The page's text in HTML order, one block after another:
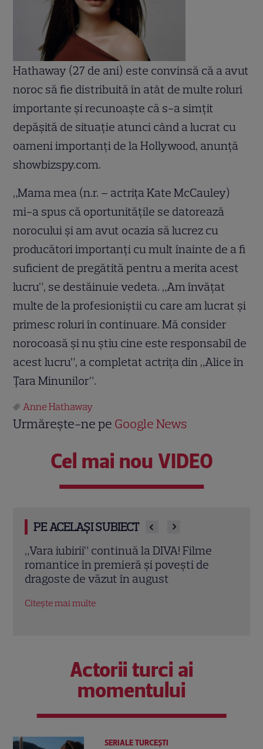
Hathaway (27 de ani) este convinsă că a avut
noroc să fie distribuită în atât de multe roluri
importante şi recunoaşte că s-a simţit
depăşită de situaţie atunci când a lucrat cu
oameni importanţi de la Hollywood, anunţă
showbizspy.com.
„Mama mea (n.r. – actriţa Kate McCauley)
mi-a spus că oportunităţile se datorează
norocului şi am avut ocazia să lucrez cu
producători importanţi cu mult înainte de a fi
suficient de pregătită pentru a merita acest
lucru”, se destăinuie vedeta. „Am învăţat
multe de la profesioniştii cu care am lucrat şi
primesc roluri în continuare. Mă consider
norocoasă şi nu ştiu cine este responsabil de
acest lucru”, a completat actriţa din „Alice în
Ţara Minunilor”.
Anne Hathaway
Urmărește-ne pe Google News
Cel mai nou VIDEO
PE ACELAȘI SUBIECT
Eva Pavel a început filmările pentru noul
sezon „Apel la consilier”. Ce pregătește
la Kanal D
Citește mai multe
Actorii turci ai
momentului
SERIALE TURCEŞTI